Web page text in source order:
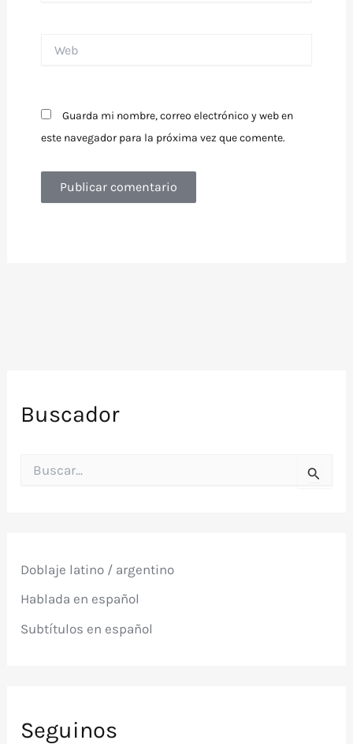
Guarda mi nombre, correo electrónico y web en
este navegador para la próxima vez que comente.
Buscador
o
:
Doblaje latino / argentino
Hablada en español
Subtítulos en español
Seguinos